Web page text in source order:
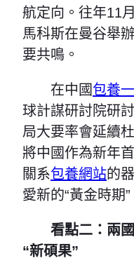
航定向。往年11
馬科斯在曼谷舉
要共鳴。
在中國 包養
球計謀研討院研
局大要率會延續
將中國作為新年
關系包養網站的
愛新的“黃金時期”
看點二：兩國
“新碩果”